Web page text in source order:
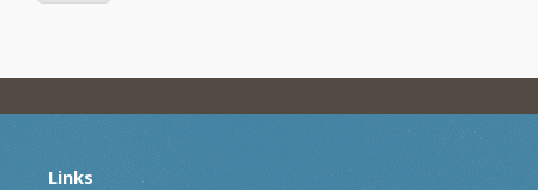
Links